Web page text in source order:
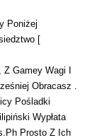
Poniżej
[
Z Gamey Wagi I
Obracasz .
Pośladki
Wypłata
Prosto Z Ich